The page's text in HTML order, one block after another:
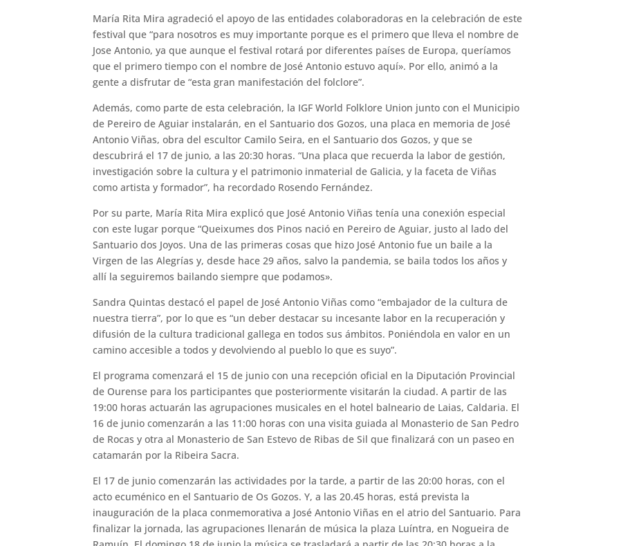
María Rita Mira agradeció el apoyo de las entidades colaboradoras en la celebración de este
festival que “para nosotros es muy importante porque es el primero que lleva el nombre de
Jose Antonio, ya que aunque el festival rotará por diferentes países de Europa, queríamos
que el primero tiempo con el nombre de José Antonio estuvo aquí». Por ello, animó a la
gente a disfrutar de “esta gran manifestación del folclore”.
Además, como parte de esta celebración, la IGF World Folklore Union junto con el Municipio
de Pereiro de Aguiar instalarán, en el Santuario dos Gozos, una placa en memoria de José
Antonio Viñas, obra del escultor Camilo Seira, en el Santuario dos Gozos, y que se
descubrirá el 17 de junio, a las 20:30 horas. “Una placa que recuerda la labor de gestión,
investigación sobre la cultura y el patrimonio inmaterial de Galicia, y la faceta de Viñas
como artista y formador”, ha recordado Rosendo Fernández.
Por su parte, María Rita Mira explicó que José Antonio Viñas tenía una conexión especial
con este lugar porque “Queixumes dos Pinos nació en Pereiro de Aguiar, justo al lado del
Santuario dos Joyos. Una de las primeras cosas que hizo José Antonio fue un baile a la
Virgen de las Alegrías y, desde hace 29 años, salvo la pandemia, se baila todos los años y
allí la seguiremos bailando siempre que podamos».
Sandra Quintas destacó el papel de José Antonio Viñas como “embajador de la cultura de
nuestra tierra”, por lo que es “un deber destacar su incesante labor en la recuperación y
difusión de la cultura tradicional gallega en todos sus ámbitos. Poniéndola en valor en un
camino accesible a todos y devolviendo al pueblo lo que es suyo”.
El programa comenzará el 15 de junio con una recepción oficial en la Diputación Provincial
de Ourense para los participantes que posteriormente visitarán la ciudad. A partir de las
19:00 horas actuarán las agrupaciones musicales en el hotel balneario de Laias, Caldaria. El
16 de junio comenzarán a las 11:00 horas con una visita guiada al Monasterio de San Pedro
de Rocas y otra al Monasterio de San Estevo de Ribas de Sil que finalizará con un paseo en
catamarán por la Ribeira Sacra.
El 17 de junio comenzarán las actividades por la tarde, a partir de las 20:00 horas, con el
acto ecuménico en el Santuario de Os Gozos. Y, a las 20.45 horas, está prevista la
inauguración de la placa conmemorativa a José Antonio Viñas en el atrio del Santuario. Para
finalizar la jornada, las agrupaciones llenarán de música la plaza Luíntra, en Nogueira de